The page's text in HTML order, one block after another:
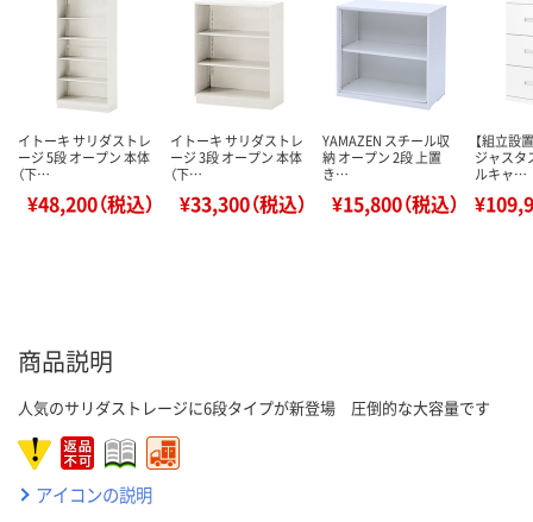
イトーキ サリダストレ
ージ 5段 オープン 本体
（下…
¥48,200（税込）
イトーキ サリダストレ
ージ 3段 オープン 本体
（下…
¥33,300（税込）
YAMAZEN スチール収
納 オープン 2段 上置
き…
¥15,800（税込）
【組立設
ジャスタ
ルキャ…
商品説明
人気のサリダストレージに6段タイプが新登場 圧倒的な大容量です
アイコンの説明